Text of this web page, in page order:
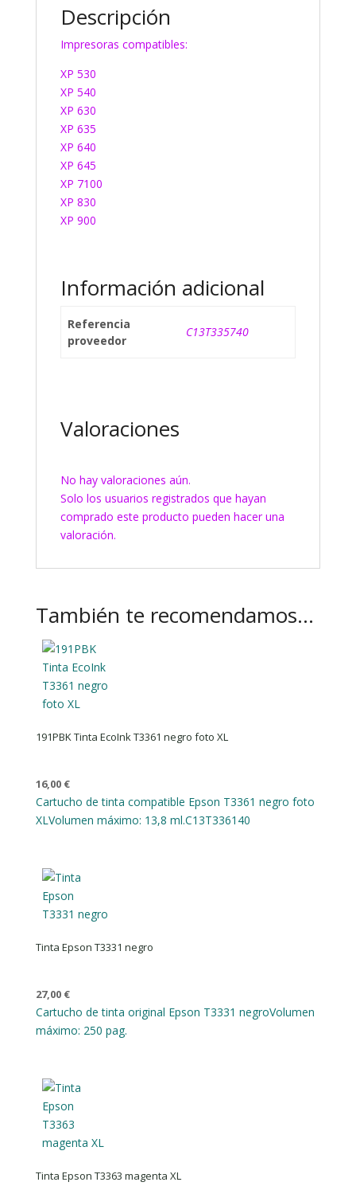
Descripción
Impresoras compatibles:
XP 530
XP 540
XP 630
XP 635
XP 640
XP 645
XP 7100
XP 830
XP 900
Información adicional
Referencia
proveedor
C13T335740
Valoraciones
No hay valoraciones aún.
Solo los usuarios registrados que hayan
comprado este producto pueden hacer una
valoración.
También te recomendamos…
191PBK Tinta EcoInk T3361 negro foto XL
16,00 €
Cartucho de tinta compatible Epson T3361 negro foto
XLVolumen máximo: 13,8 ml.C13T336140
Tinta Epson T3331 negro
27,00 €
Cartucho de tinta original Epson T3331 negroVolumen
máximo: 250 pag.
Tinta Epson T3363 magenta XL